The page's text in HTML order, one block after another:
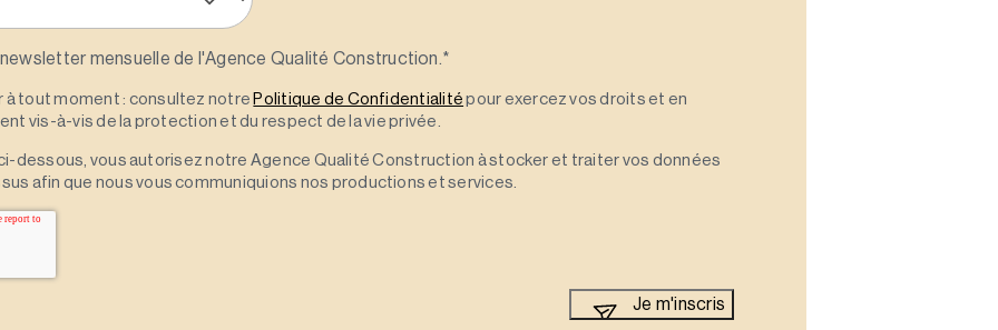
mensuelle de l'Agence Qualité Construction.*
à tout moment : consultez notre Politique de Confidentialité pour exercez vos droits et en
vis-à-vis de la protection et du respect de la vie privée.
ci-dessous, vous autorisez notre Agence Qualité Construction à stocker et traiter vos données
afin que nous vous communiquions nos productions et services.